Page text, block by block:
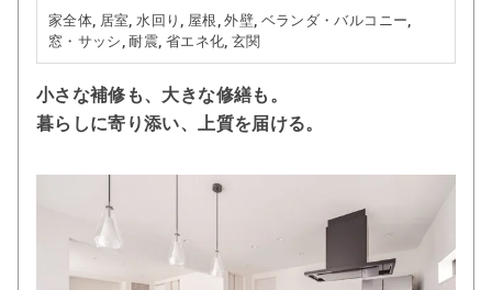
家全体, 居室, 水回り, 屋根, 外壁, ベランダ・バルコニー,
窓・サッシ, 耐震, 省エネ化, 玄関
小さな補修も、大きな修繕も。
暮らしに寄り添い、上質を届ける。